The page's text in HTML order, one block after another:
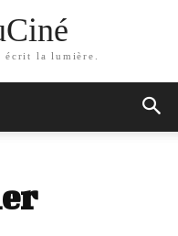
écrit la lumière.